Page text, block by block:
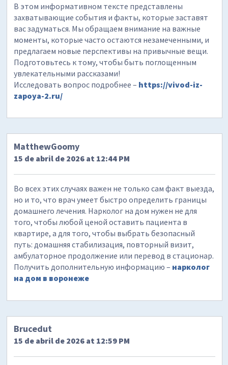
В этом информативном тексте представлены
захватывающие события и факты, которые заставят
вас задуматься. Мы обращаем внимание на важные
моменты, которые часто остаются незамеченными, и
предлагаем новые перспективы на привычные вещи.
Подготовьтесь к тому, чтобы быть поглощенным
увлекательными рассказами!
Исследовать вопрос подробнее – https://vivod-iz-
zapoya-2.ru/
MatthewGoomy
15 de abril de 2026 at 12:44 PM
Во всех этих случаях важен не только сам факт выезда,
но и то, что врач умеет быстро определить границы
домашнего лечения. Нарколог на дом нужен не для
того, чтобы любой ценой оставить пациента в
квартире, а для того, чтобы выбрать безопасный
путь: домашняя стабилизация, повторный визит,
амбулаторное продолжение или перевод в стационар.
Получить дополнительную информацию – нарколог
на дом в воронеже
Brucedut
15 de abril de 2026 at 12:59 PM